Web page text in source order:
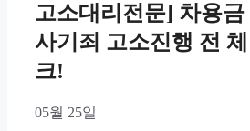
고소대리전문] 차용금
사기죄 고소진행 전 체
크!
05월 25일